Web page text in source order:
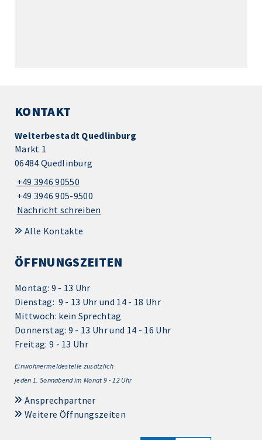
KONTAKT
Welterbestadt Quedlinburg
Markt 1
06484 Quedlinburg
+49 3946 90550
+49 3946 905-9500
Nachricht schreiben
Alle Kontakte
ÖFFNUNGSZEITEN
Montag: 9 - 13 Uhr
Dienstag: 9 - 13 Uhr und 14 - 18 Uhr
Mittwoch: kein Sprechtag
Donnerstag: 9 - 13 Uhr und 14 - 16 Uhr
Freitag: 9 - 13 Uhr
Einwohnermeldestelle zusätzlich
jeden 1. Sonnabend im Monat 9 - 12 Uhr
Ansprechpartner
Weitere Öffnungszeiten